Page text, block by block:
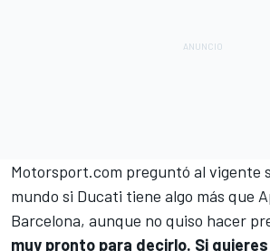
Motorsport.com preguntó al vigente
mundo si Ducati tiene algo más que
Barcelona, aunque no quiso hacer
muy pronto para decirlo. Si